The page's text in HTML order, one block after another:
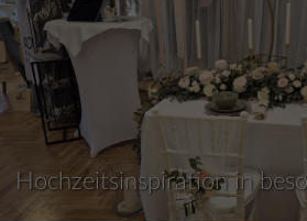
Hochzeitsinspiration in